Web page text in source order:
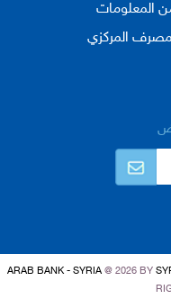
المعلومات
المركزي
ARAB BANK - SYRIA@ 2026 BY